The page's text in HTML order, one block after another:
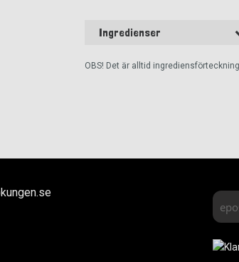
Ingredienser
OBS! Det är alltid